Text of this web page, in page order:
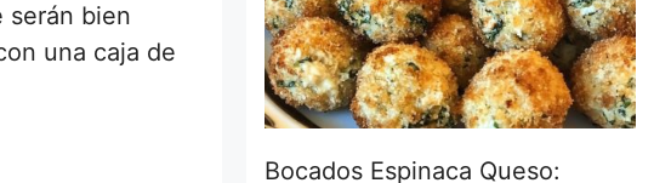
serán bien
una caja de
Bocados Espinaca Queso: